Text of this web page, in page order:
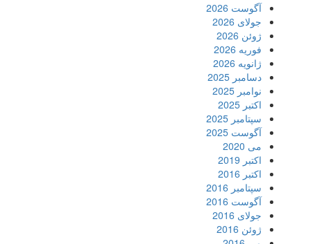
آگوست 2026
جولای 2026
ژوئن 2026
فوریه 2026
ژانویه 2026
دسامبر 2025
نوامبر 2025
اکتبر 2025
سپتامبر 2025
آگوست 2025
می 2020
اکتبر 2019
اکتبر 2016
سپتامبر 2016
آگوست 2016
جولای 2016
ژوئن 2016